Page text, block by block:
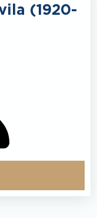
(1920-